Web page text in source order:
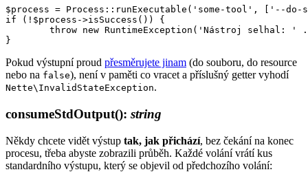
$process = Process::runExecutable('some-tool', ['--
if (!$process->isSuccess()) {
Pokud výstupní proud přesměrujete jinam (do souboru, do resource
nebo na false), není v paměti co vracet a příslušný getter vyhodí
Nette\InvalidStateException.
consumeStdOutput(): string
Někdy chcete vidět výstup tak, jak přichází, bez čekání na konec
procesu, třeba abyste zobrazili průběh. Každé volání vrátí kus
standardního výstupu, který se objevil od předchozího volání: